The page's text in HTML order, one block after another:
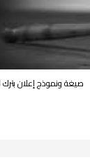
صيغة ونموذج إعلان بترك